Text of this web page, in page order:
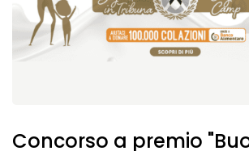
Concorso a premio